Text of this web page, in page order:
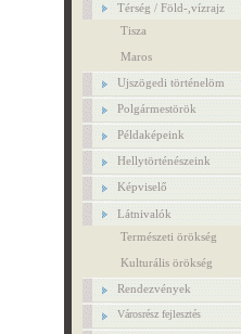
Térség / Föld-,vízrajz
Tisza
Maros
Ujszögedi történelöm
Polgármestörök
Példaképeink
Hellytörténészeink
Képviselő
Látnivalók
Természeti örökség
Kulturális örökség
Rendezvények
Városrész fejlesztés